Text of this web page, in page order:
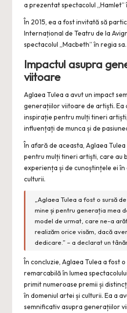
a prezentat spectacolul „Hamlet”
În 2015, ea a fost invitată să
Internațional de Teatru de la
spectacolul „Macbeth” în regia sa.
Impactul asupra
viitoare
Aglaea Tulea a avut un impact
generațiilor viitoare de artiști. Ea
inspirație pentru mulți tineri
influențați de munca și de
În afară de aceasta, Aglaea
pentru mulți tineri artiști, care au
experiența și de cunoștințele ei în
culturii.
„Aglaea Tulea a fost o sursă
mine și pentru generația mea
model de urmat, care ne-a
realizăm orice visăm, dacă
dedicare.” – a declarat un
În concluzie, Aglaea Tulea a fost
remarcabilă în lumea
primit numeroase premii și
în domeniul artei și culturii. Ea a
semnificativ asupra generațiilor